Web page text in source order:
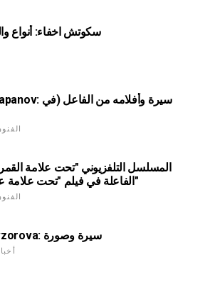
سكوتش اخفاء: أنواع
المسلسل التلفزيوني "تحت علامة
الفاعلة في فيلم "تحت علامة على القمر"
ليديا Nevzorova: سيرة وصورة